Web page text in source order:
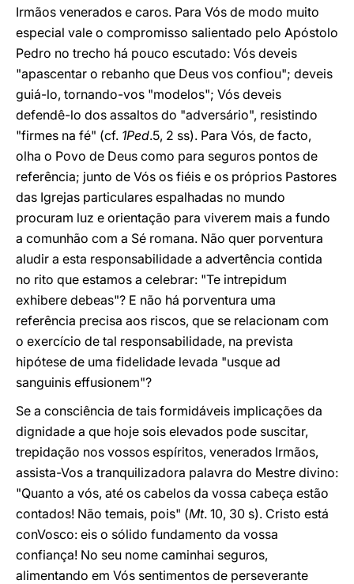
Irmãos venerados e caros. Para Vós de modo muito
especial vale o compromisso salientado pelo Apóstolo
Pedro no trecho há pouco escutado: Vós deveis
"apascentar o rebanho que Deus vos confiou"; deveis
guiá-lo, tornando-vos "modelos"; Vós deveis
defendê-lo dos assaltos do "adversário", resistindo
"firmes na fé" (cf. 1Ped.5, 2 ss). Para Vós, de facto,
olha o Povo de Deus como para seguros pontos de
referência; junto de Vós os fiéis e os próprios Pastores
das Igrejas particulares espalhadas no mundo
procuram luz e orientação para viverem mais a fundo
a comunhão com a Sé romana. Não quer porventura
aludir a esta responsabilidade a advertência contida
no rito que estamos a celebrar: "Te intrepidum
exhibere debeas"? E não há porventura uma
referência precisa aos riscos, que se relacionam com
o exercício de tal responsabilidade, na prevista
hipótese de uma fidelidade levada "usque ad
sanguinis effusionem"?
Se a consciência de tais formidáveis implicações da
dignidade a que hoje sois elevados pode suscitar,
trepidação nos vossos espíritos, venerados Irmãos,
assista-Vos a tranquilizadora palavra do Mestre divino:
"Quanto a vós, até os cabelos da vossa cabeça estão
contados! Não temais, pois" (Mt. 10, 30 s). Cristo está
conVosco: eis o sólido fundamento da vossa
confiança! No seu nome caminhai seguros,
alimentando em Vós sentimentos de perseverante